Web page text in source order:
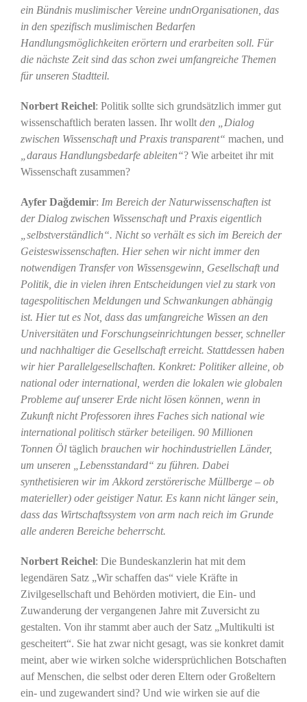
ein Bündnis muslimischer Vereine undnOrganisationen, das
in den spezifisch muslimischen Bedarfen
Handlungsmöglichkeiten erörtern und erarbeiten soll. Für
die nächste Zeit sind das schon zwei umfangreiche Themen
für unseren Stadtteil.
Norbert Reichel: Politik sollte sich grundsätzlich immer gut
wissenschaftlich beraten lassen. Ihr wollt den „Dialog
zwischen Wissenschaft und Praxis transparent“ machen, und
„daraus Handlungsbedarfe ableiten“? Wie arbeitet ihr mit
Wissenschaft zusammen?
Ayfer Dağdemir: Im Bereich der Naturwissenschaften ist
der Dialog zwischen Wissenschaft und Praxis eigentlich
„selbstverständlich“. Nicht so verhält es sich im Bereich der
Geisteswissenschaften. Hier sehen wir nicht immer den
notwendigen Transfer von Wissensgewinn, Gesellschaft und
Politik, die in vielen ihren Entscheidungen viel zu stark von
tagespolitischen Meldungen und Schwankungen abhängig
ist. Hier tut es Not, dass das umfangreiche Wissen an den
Universitäten und Forschungseinrichtungen besser, schneller
und nachhaltiger die Gesellschaft erreicht. Stattdessen haben
wir hier Parallelgesellschaften. Konkret: Politiker alleine, ob
national oder international, werden die lokalen wie globalen
Probleme auf unserer Erde nicht lösen können, wenn in
Zukunft nicht Professoren ihres Faches sich national wie
international politisch stärker beteiligen. 90 Millionen
Tonnen Öl täglich brauchen wir hochindustriellen Länder,
um unseren „Lebensstandard“ zu führen. Dabei
synthetisieren wir im Akkord zerstörerische Müllberge – ob
materieller) oder geistiger Natur. Es kann nicht länger sein,
dass das Wirtschaftssystem von arm nach reich im Grunde
alle anderen Bereiche beherrscht.
Norbert Reichel: Die Bundeskanzlerin hat mit dem
legendären Satz „Wir schaffen das“ viele Kräfte in
Zivilgesellschaft und Behörden motiviert, die Ein- und
Zuwanderung der vergangenen Jahre mit Zuversicht zu
gestalten. Von ihr stammt aber auch der Satz „Multikulti ist
gescheitert“. Sie hat zwar nicht gesagt, was sie konkret damit
meint, aber wie wirken solche widersprüchlichen Botschaften
auf Menschen, die selbst oder deren Eltern oder Großeltern
ein- und zugewandert sind? Und wie wirken sie auf die